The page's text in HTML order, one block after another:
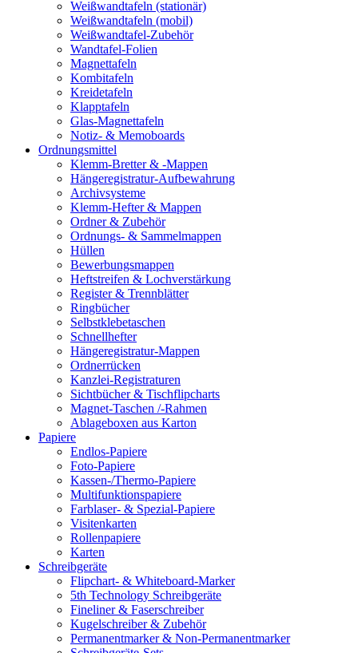
Weißwandtafeln (stationär)
Weißwandtafeln (mobil)
Weißwandtafel-Zubehör
Wandtafel-Folien
Magnettafeln
Kombitafeln
Kreidetafeln
Klapptafeln
Glas-Magnettafeln
Notiz- & Memoboards
Ordnungsmittel
Klemm-Bretter & -Mappen
Hängeregistratur-Aufbewahrung
Archivsysteme
Klemm-Hefter & Mappen
Ordner & Zubehör
Ordnungs- & Sammelmappen
Hüllen
Bewerbungsmappen
Heftstreifen & Lochverstärkung
Register & Trennblätter
Ringbücher
Selbstklebetaschen
Schnellhefter
Hängeregistratur-Mappen
Ordnerrücken
Kanzlei-Registraturen
Sichtbücher & Tischflipcharts
Magnet-Taschen /-Rahmen
Ablageboxen aus Karton
Papiere
Endlos-Papiere
Foto-Papiere
Kassen-/Thermo-Papiere
Multifunktionspapiere
Farblaser- & Spezial-Papiere
Visitenkarten
Rollenpapiere
Karten
Schreibgeräte
Flipchart- & Whiteboard-Marker
5th Technology Schreibgeräte
Fineliner & Faserschreiber
Kugelschreiber & Zubehör
Permanentmarker & Non-Permanentmarker